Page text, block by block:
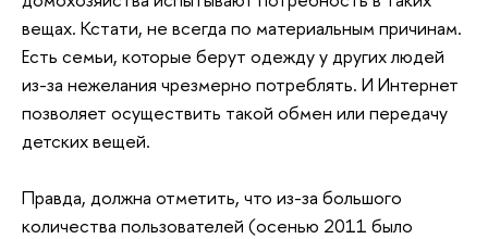
вещах. Кстати, не всегда по материальным причинам.
Есть семьи, которые берут одежду у других людей
из-за нежелания чрезмерно потреблять. И Интернет
позволяет осуществить такой обмен или передачу
детских вещей.
Правда, должна отметить, что из-за большого
количества пользователей (осенью 2011 было